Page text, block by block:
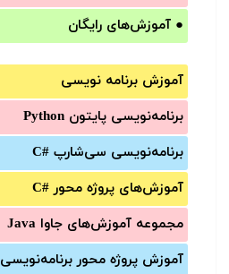
● آموزش‌های رایگان
آموزش برنامه نویسی
برنامه‌نویسی پایتون Python
برنامه‌‌نویسی سی‌شارپ C#‎
آموزش‌های پروژه محور #C
مجموعه آموزش‌های جاوا Java
آموزش‌ پروژه محور برنامه‌نویسی